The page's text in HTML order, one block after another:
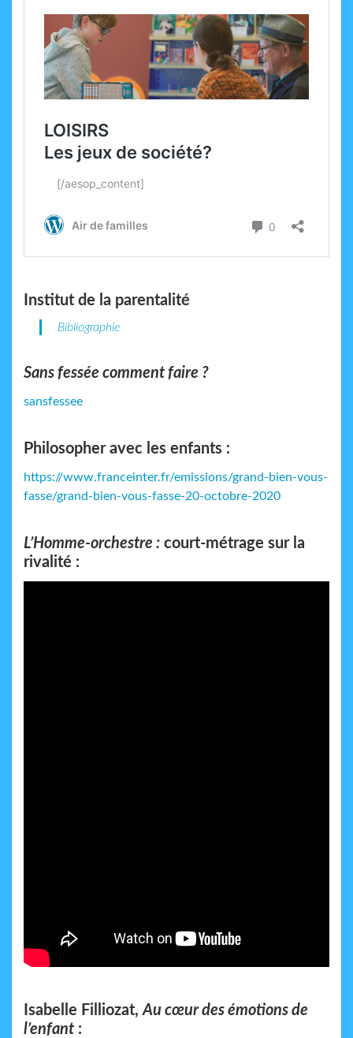
Institut de la parentalité
Bibliographie
Sans fessée comment faire ?
sansfessee
Philosopher avec les enfants :
https://www.franceinter.fr/emissions/grand-bien-vous-
fasse/grand-bien-vous-fasse-20-octobre-2020
L’Homme-orchestre : court-métrage sur la
rivalité :
Isabelle Filliozat,Au cœur des émotions de
l’enfant :